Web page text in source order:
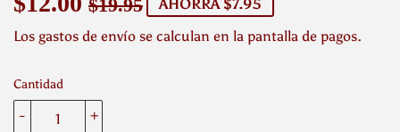
$19.95
habitual
de
AHORRA $7.95
Los gastos de envío se calculan en la pantalla de pagos.
Cantidad
+
-